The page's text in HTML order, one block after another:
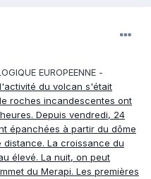
EUROPEENNE -
du volcan s'était
roches incandescentes ont
Depuis vendredi, 24
épanchées à partir du dôme
La croissance du
élevé. La nuit, on peut
du Merapi. Les premières